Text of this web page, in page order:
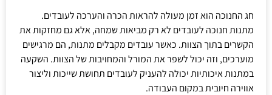
חג החנוכה הוא זמן מעולה להראות הכרה והערכה לעובדים.
מתנות חנוכה לעובדים לא רק מביאות שמחה, אלא גם מחזקות את
הקשרים בתוך הצוות. כאשר עובדים מקבלים מתנות, הם מרגישים
מוערכים, וזה יכול לשפר את המורל והמחויבות של הצוות. השקעה
במתנות איכותיות יכולה להעניק לעובדים תחושת שייכות וליצור
אווירה חיובית במקום העבודה.